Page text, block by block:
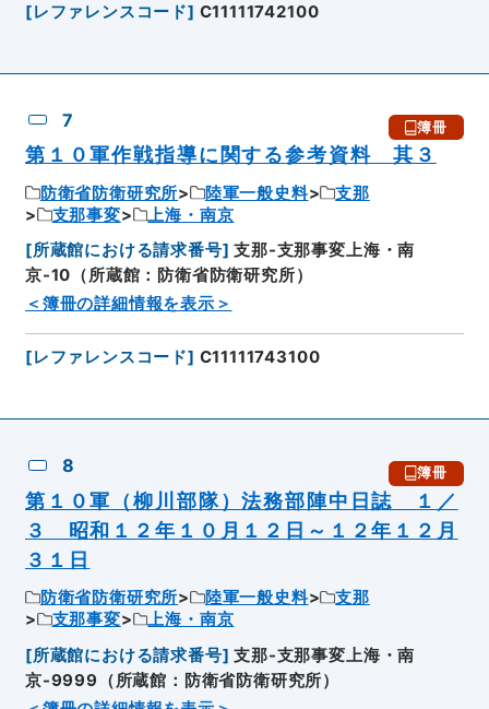
[レファレンスコード] C11111742100
7 簿冊
第１０軍作戦指導に関する参考資料 其３
防衛省防衛研究所 陸軍一般史料
支那
支那事変
上海・南京
[所蔵館における請求番号] 支那-支那事変上海・南
京-10（所蔵館：防衛省防衛研究所）
＜簿冊の詳細情報を表示＞
[レファレンスコード] C11111743100
8 簿冊
第１０軍（柳川部隊）法務部陣中日誌 １／
３ 昭和１２年１０月１２日～１２年１２月
３１日
防衛省防衛研究所 陸軍一般史料
支那
支那事変
上海・南京
[所蔵館における請求番号] 支那-支那事変上海・南
京-9999（所蔵館：防衛省防衛研究所）